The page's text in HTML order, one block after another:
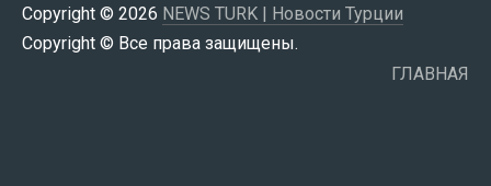
Copyright © 2026 NEWS TURK | Новости Турции
Copyright © Все права защищены.
ГЛАВНАЯ